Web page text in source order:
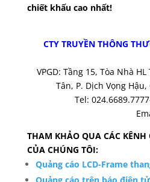
chiết khấu cao nhất!
CTY TRUYỀN THÔNG
VPGD: Tầng 15, Tòa Nhà
Tân, P. Dịch Vọng
Tel:
THAM KHẢO QUA CÁC KÊNH
CỦA CHÚNG TÔI:
Quảng cáo LCD-Frame